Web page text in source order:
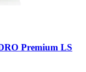
Premium LS